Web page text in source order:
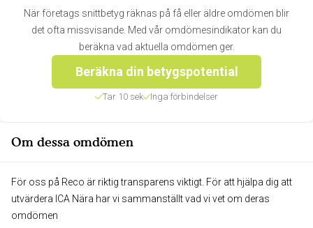
När företags snittbetyg räknas på få eller äldre omdömen blir
det ofta missvisande. Med vår omdömesindikator kan du
beräkna vad aktuella omdömen ger.
Beräkna din betygspotential
Tar 10 sek Inga förbindelser
Om dessa omdömen
För oss på Reco är riktig transparens viktigt. För att hjälpa dig att
utvärdera ICA Nära har vi sammanställt vad vi vet om deras
omdömen